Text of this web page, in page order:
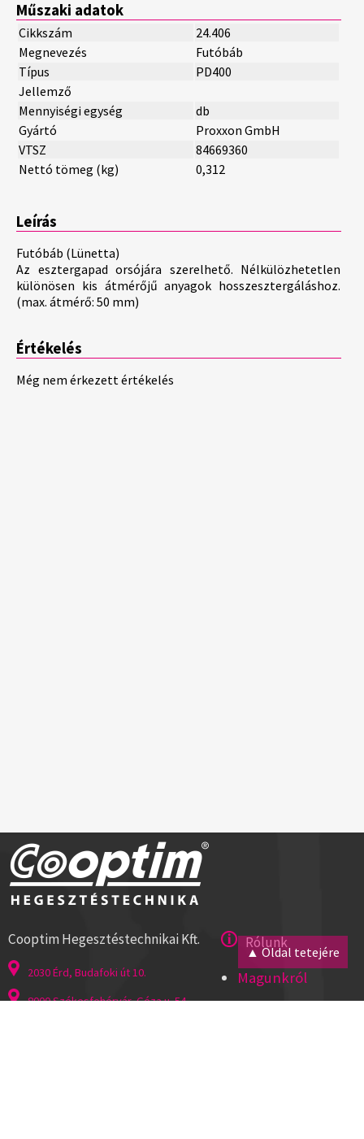
▲ Oldal tetejére
Műszaki adatok
Cikkszám
24.406
Megnevezés
Futóbáb
Típus
PD400
Jellemző
Mennyiségi egység
db
Gyártó
Proxxon GmbH
VTSZ
84669360
Nettó tömeg (kg)
0,312
Leírás
Futóbáb (Lünetta)
Az esztergapad orsójára szerelhető. Nélkülözhetetlen
különösen kis átmérőjű anyagok hosszesztergáláshoz.
(max. átmérő: 50 mm)
Értékelés
Még nem érkezett értékelés
Cooptim Hegesztéstechnikai Kft.
2030 Érd, Budafoki út 10.
8000 Székesfehérvár, Géza u. 54.
Rólunk
Magunkról